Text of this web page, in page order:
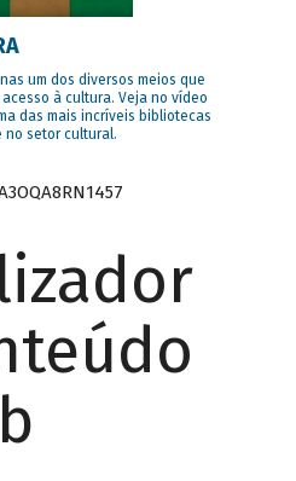
um dos diversos meios que
à cultura. Veja no vídeo
das mais incríveis bibliotecas
no setor cultural.